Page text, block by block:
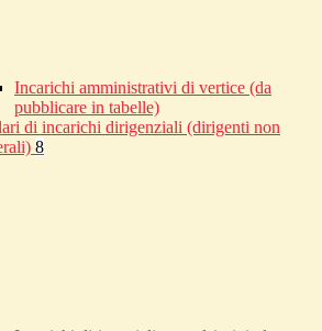
Incarichi amministrativi di vertice (da
pubblicare in tabelle)
di incarichi dirigenziali (dirigenti non
8